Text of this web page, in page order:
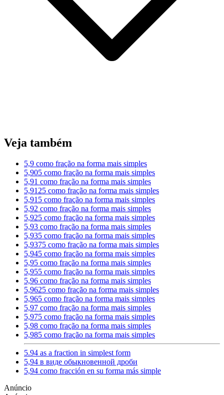
Veja também
5,9 como fração na forma mais simples
5,905 como fração na forma mais simples
5,91 como fração na forma mais simples
5,9125 como fração na forma mais simples
5,915 como fração na forma mais simples
5,92 como fração na forma mais simples
5,925 como fração na forma mais simples
5,93 como fração na forma mais simples
5,935 como fração na forma mais simples
5,9375 como fração na forma mais simples
5,945 como fração na forma mais simples
5,95 como fração na forma mais simples
5,955 como fração na forma mais simples
5,96 como fração na forma mais simples
5,9625 como fração na forma mais simples
5,965 como fração na forma mais simples
5,97 como fração na forma mais simples
5,975 como fração na forma mais simples
5,98 como fração na forma mais simples
5,985 como fração na forma mais simples
5.94 as a fraction in simplest form
5,94 в виде обыкновенной дроби
5,94 como fracción en su forma más simple